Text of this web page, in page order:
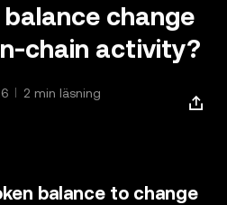
change
chain activity?
2 min läsning
balance to change